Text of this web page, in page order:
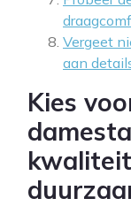
Vergeet
aan
Kies